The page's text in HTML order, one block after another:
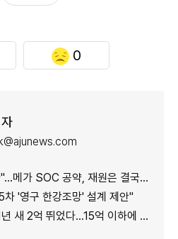
0
가 SOC 공약, 재원은 결국 '땅'
차 '영구 한강조망' 설계 제안"
억 뛰었다…15억 이하에 실수요 몰려